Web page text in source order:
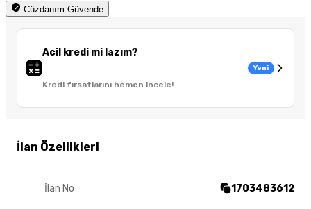
Cüzdanım Güvende
Acil kredi mi lazım?
Kredi fırsatlarını hemen incele!
Yeni
İlan Özellikleri
İlan No 1703483612